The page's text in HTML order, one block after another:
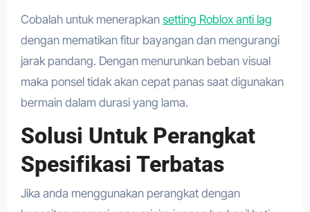
Cobalah untuk menerapkan setting Roblox anti lag
dengan mematikan fitur bayangan dan mengurangi
jarak pandang. Dengan menurunkan beban visual
maka ponsel tidak akan cepat panas saat digunakan
bermain dalam durasi yang lama.
Solusi Untuk Perangkat
Spesifikasi Terbatas
Jika anda menggunakan perangkat dengan